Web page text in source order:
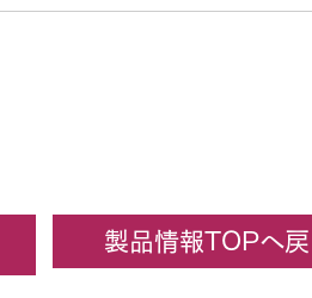
製品情報TOPへ戻